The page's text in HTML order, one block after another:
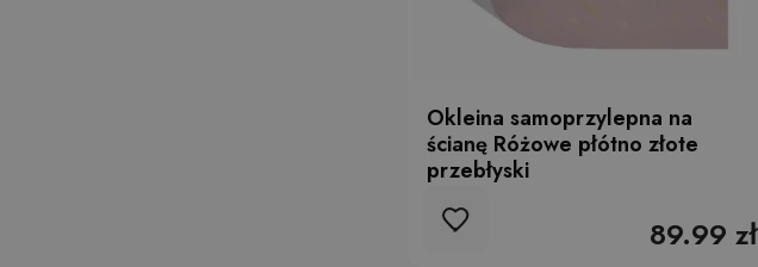
Okleina samoprzylepna na
ścianę Różowe płótno złote
przebłyski
89.99 zł